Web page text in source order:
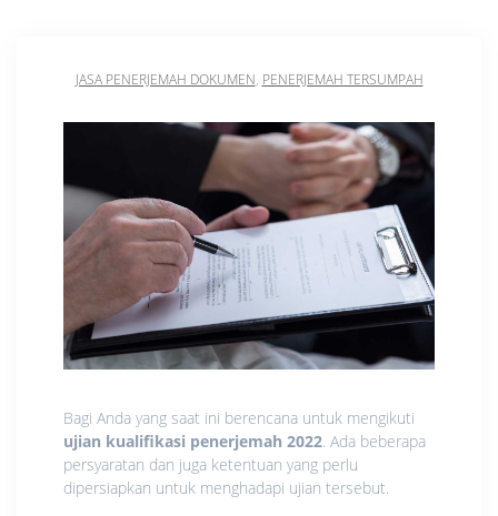
JASA PENERJEMAH DOKUMEN, PENERJEMAH TERSUMPAH
Bagi Anda yang saat ini berencana untuk mengikuti
ujian kualifikasi penerjemah 2022 . Ada beberapa
persyaratan dan juga ketentuan yang perlu
dipersiapkan untuk menghadapi ujian tersebut.